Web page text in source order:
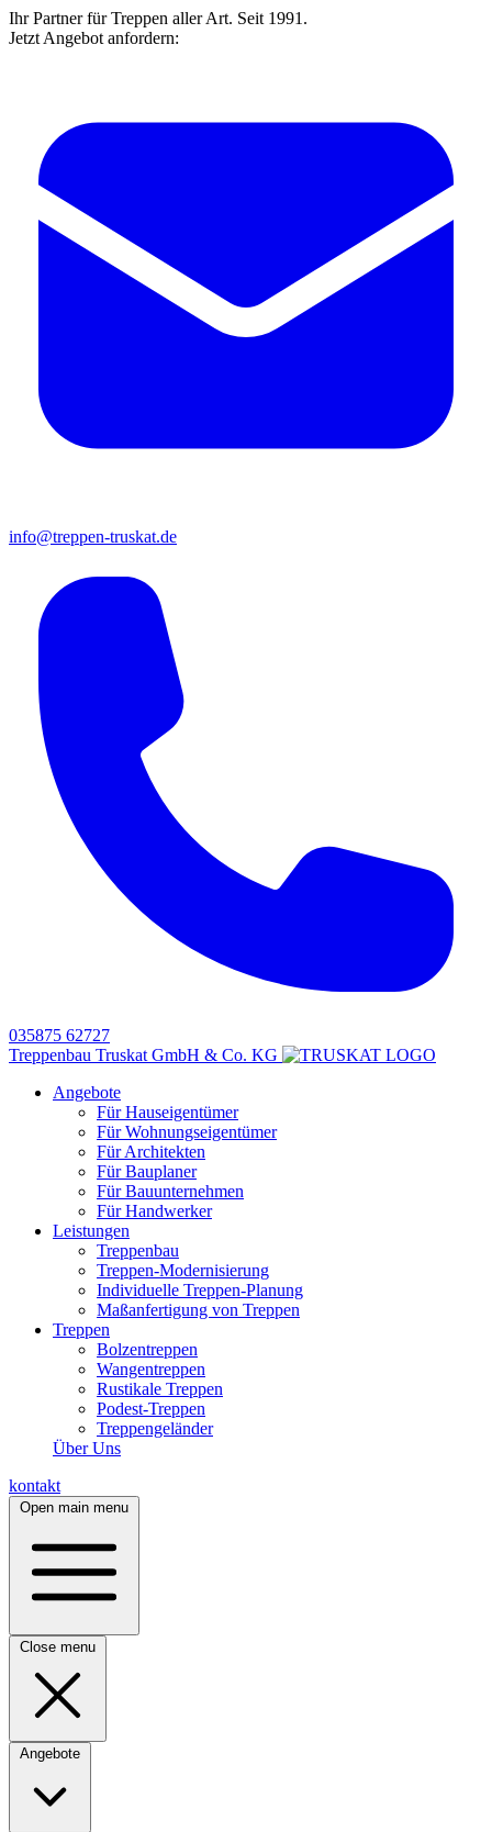
Ihr Partner für Treppen aller Art. Seit 1991.
Jetzt Angebot anfordern:
info@treppen-truskat.de
035875 62727
Treppenbau Truskat GmbH & Co. KG
Angebote
Für Hauseigentümer
Für Wohnungseigentümer
Für Architekten
Für Bauplaner
Für Bauunternehmen
Für Handwerker
Leistungen
Treppenbau
Treppen-Modernisierung
Individuelle Treppen-Planung
Maßanfertigung von Treppen
Treppen
Bolzentreppen
Wangentreppen
Rustikale Treppen
Podest-Treppen
Treppengeländer
Über Uns
kontakt
Open main menu
Close menu
Angebote